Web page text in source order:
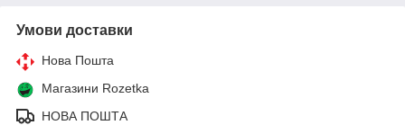
Умови доставки
Нова Пошта
Магазини Rozetka
НОВА ПОШТА